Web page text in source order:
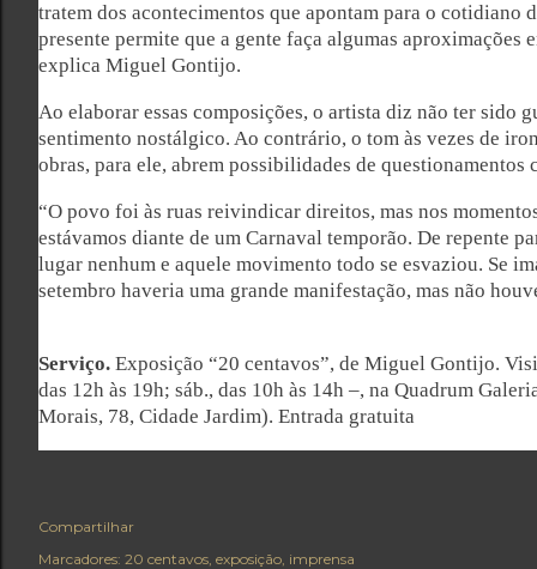
tratem dos acontecimentos que apontam para o cotidiano
presente permite que a gente faça algumas aproximações
explica Miguel Gontijo.
Ao elaborar essas composições, o artista diz não ter sido
sentimento nostálgico. Ao contrário, o tom às vezes de
obras, para ele, abrem possibilidades de questionamentos
“O povo foi às ruas reivindicar direitos, mas nos
estávamos diante de um Carnaval temporão. De repente
lugar nenhum e aquele movimento todo se esvaziou. Se
setembro haveria uma grande manifestação, mas não
Serviço. Exposição “20 centavos”, de Miguel Gontijo.
das 12h às 19h; sáb., das 10h às 14h –, na Quadrum
Morais, 78, Cidade Jardim). Entrada gratuita
Compartilhar
Marcadores: 20 centavos exposição imprensa